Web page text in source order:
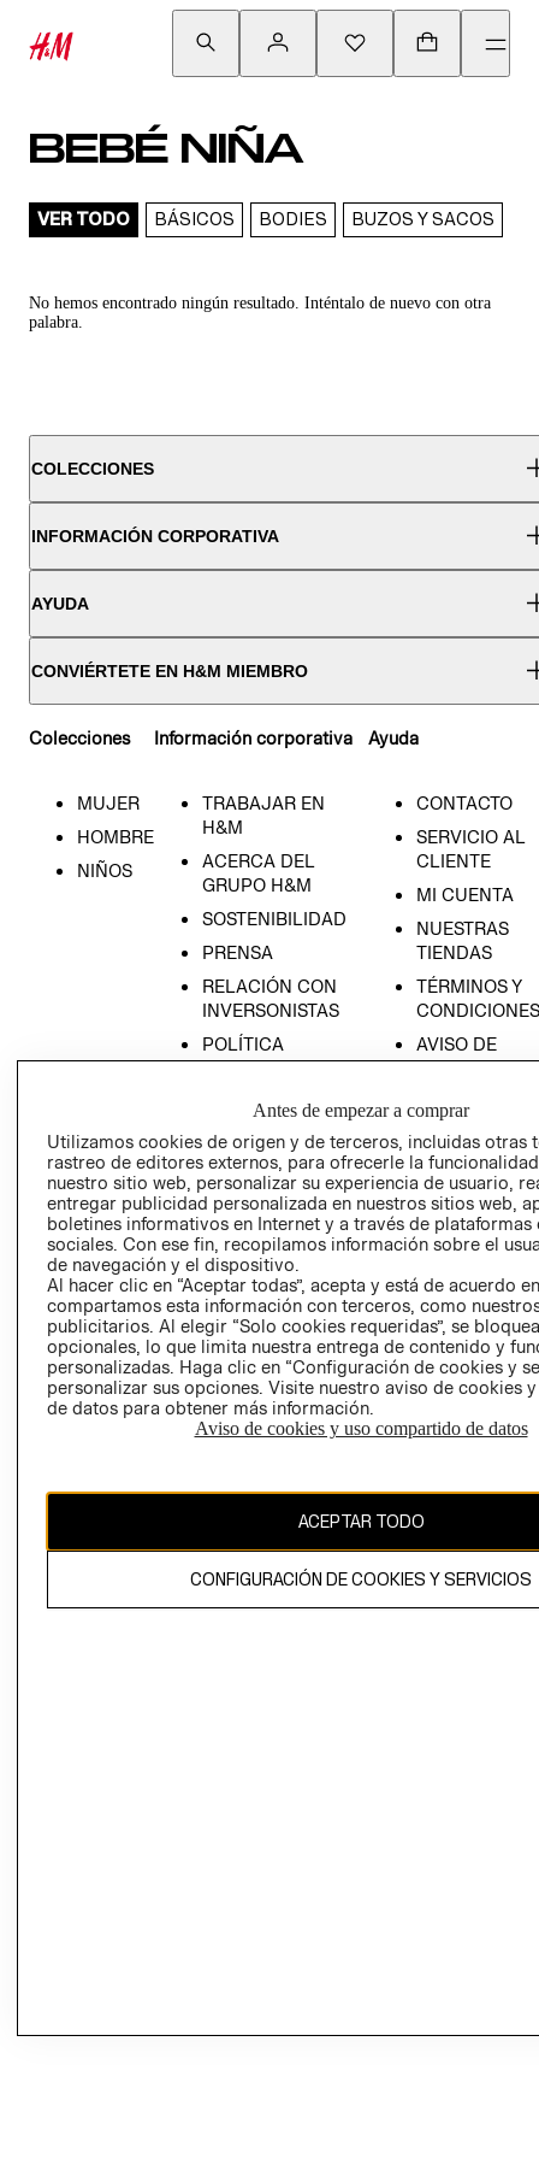
BEBÉ NIÑA
VER TODO BÁSICOS BODIES BUZOS Y SACOS
No hemos encontrado ningún resultado. Inténtalo de nuevo con otra
palabra.
COLECCIONES
INFORMACIÓN CORPORATIVA
AYUDA
CONVIÉRTETE EN H&M MIEMBRO
Colecciones
MUJER
HOMBRE
NIÑOS
Información corporativa
TRABAJAR EN
H&M
ACERCA DEL
GRUPO H&M
SOSTENIBILIDAD
PRENSA
RELACIÓN CON
INVERSONISTAS
POLÍTICA
EMPRESARIAL
Ayuda
CONTACTO
SERVICIO AL
CLIENTE
MI CUENTA
NUESTRAS
TIENDAS
TÉRMINOS Y
CONDICIONES
AVISO DE
PRIVACIDAD
AVISO DE
COOKIES
LIBRO DE
Ecuador ($)
propiedad de H&M Hennes & Mauritz AB.
RECIÉN NACIDO
NOVEDADES
Antes de empezar a comprar
Utilizamos cookies de origen y de terceros, incluidas otras
rastreo de editores externos, para ofrecerle la
nuestro sitio web, personalizar su experiencia de usuario,
entregar publicidad personalizada en nuestros sitios web,
boletines informativos en Internet y a través de plataformas
sociales. Con ese fin, recopilamos información sobre el
de navegación y el dispositivo.
Al hacer clic en “Aceptar todas”, acepta y está de acuerdo
compartamos esta información con terceros, como
publicitarios. Al elegir “Solo cookies requeridas”, se
opcionales, lo que limita nuestra entrega de contenido y
personalizadas. Haga clic en “Configuración de cookies y
personalizar sus opciones. Visite nuestro aviso de cookies
de datos para obtener más información.
Aviso de cookies y uso compartido de datos
ACEPTAR TODO
CONFIGURACIÓN DE COOKIES Y SERVICIOS